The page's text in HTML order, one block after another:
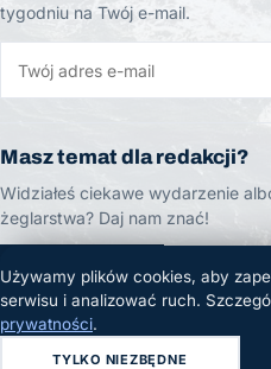
tygodniu na Twój e-mail.
Masz temat dla redakcji?
Widziałeś ciekawe wydarzenie
żeglarstwa? Daj nam znać!
ZGŁOŚ TEMAT
Używamy plików cookies, aby
serwisu i analizować ruch.
prywatności.
TYLKO NIEZBĘDNE